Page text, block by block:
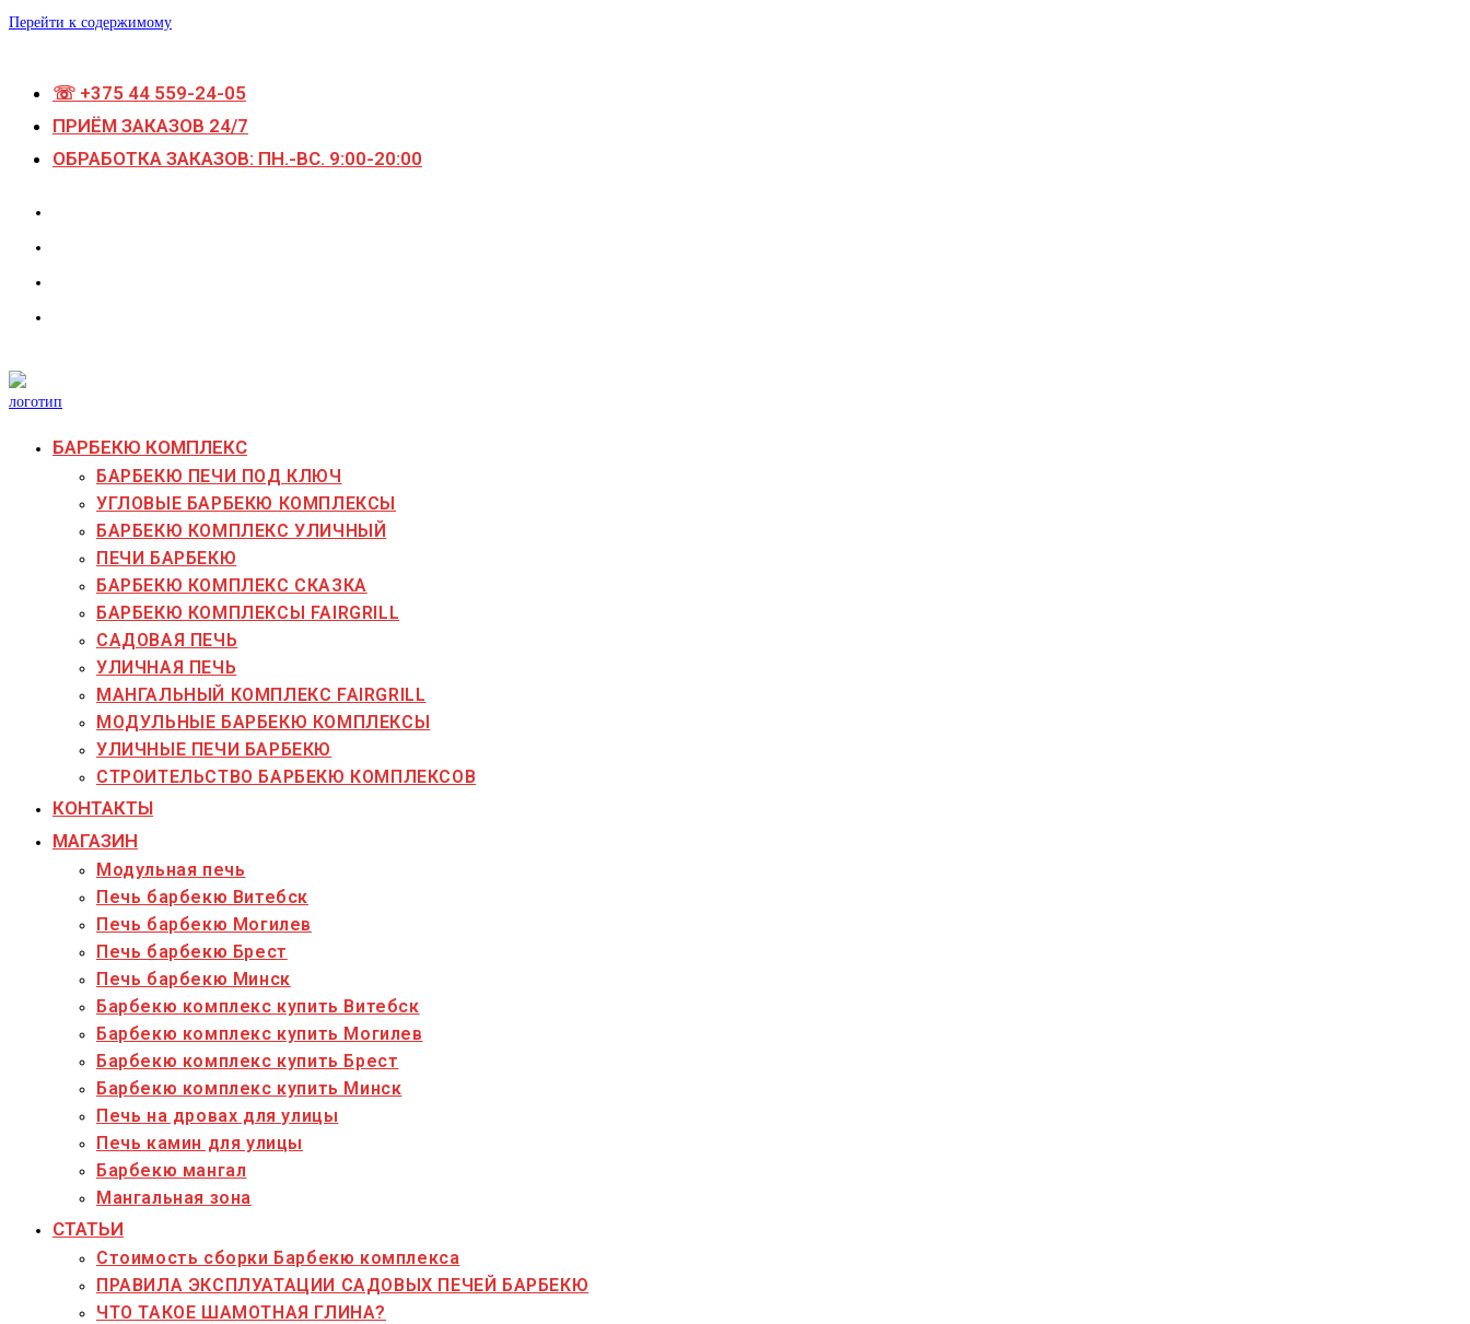
Перейти к содержимому
☏ +375 44 559-24-05
ПРИЁМ ЗАКАЗОВ 24/7
ОБРАБОТКА ЗАКАЗОВ: ПН.-ВС. 9:00-20:00
БАРБЕКЮ КОМПЛЕКС
БАРБЕКЮ ПЕЧИ ПОД КЛЮЧ
УГЛОВЫЕ БАРБЕКЮ КОМПЛЕКСЫ
БАРБЕКЮ КОМПЛЕКС УЛИЧНЫЙ
ПЕЧИ БАРБЕКЮ
БАРБЕКЮ КОМПЛЕКС СКАЗКА
БАРБЕКЮ КОМПЛЕКСЫ FAIRGRILL
САДОВАЯ ПЕЧЬ
УЛИЧНАЯ ПЕЧЬ
МАНГАЛЬНЫЙ КОМПЛЕКС FAIRGRILL
МОДУЛЬНЫЕ БАРБЕКЮ КОМПЛЕКСЫ
УЛИЧНЫЕ ПЕЧИ БАРБЕКЮ
СТРОИТЕЛЬСТВО БАРБЕКЮ КОМПЛЕКСОВ
КОНТАКТЫ
МАГАЗИН
Модульная печь
Печь барбекю Витебск
Печь барбекю Могилев
Печь барбекю Брест
Печь барбекю Минск
Барбекю комплекс купить Витебск
Барбекю комплекс купить Могилев
Барбекю комплекс купить Брест
Барбекю комплекс купить Минск
Печь на дровах для улицы
Печь камин для улицы
Барбекю мангал
Мангальная зона
СТАТЬИ
Стоимость сборки Барбекю комплекса
ПРАВИЛА ЭКСПЛУАТАЦИИ САДОВЫХ ПЕЧЕЙ БАРБЕКЮ
ЧТО ТАКОЕ ШАМОТНАЯ ГЛИНА?